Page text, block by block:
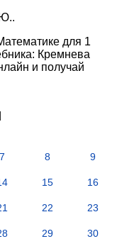
для 1
Кремнева
и получай
7 8 9
15 16
22 23
29 30